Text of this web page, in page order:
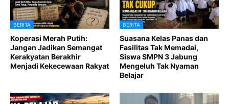
BERITA
Koperasi Merah Putih:
Jangan Jadikan Semangat
Kerakyatan Berakhir
Menjadi Kekecewaan Rakyat
BERITA
Suasana Kelas Panas dan
Fasilitas Tak Memadai,
Siswa SMPN 3 Jabung
Mengeluh Tak Nyaman
Belajar